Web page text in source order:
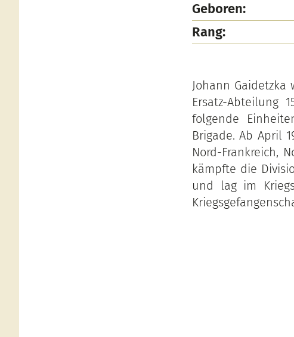
Geboren:
Rang:
Johann
Ersatz-Abteilung
folgende
Brigade. Ab April
Nord-Frankreich,
kämpfte die
und lag im